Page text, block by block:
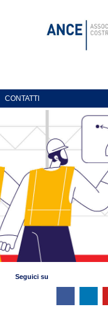
CONTATTI
Seguici su